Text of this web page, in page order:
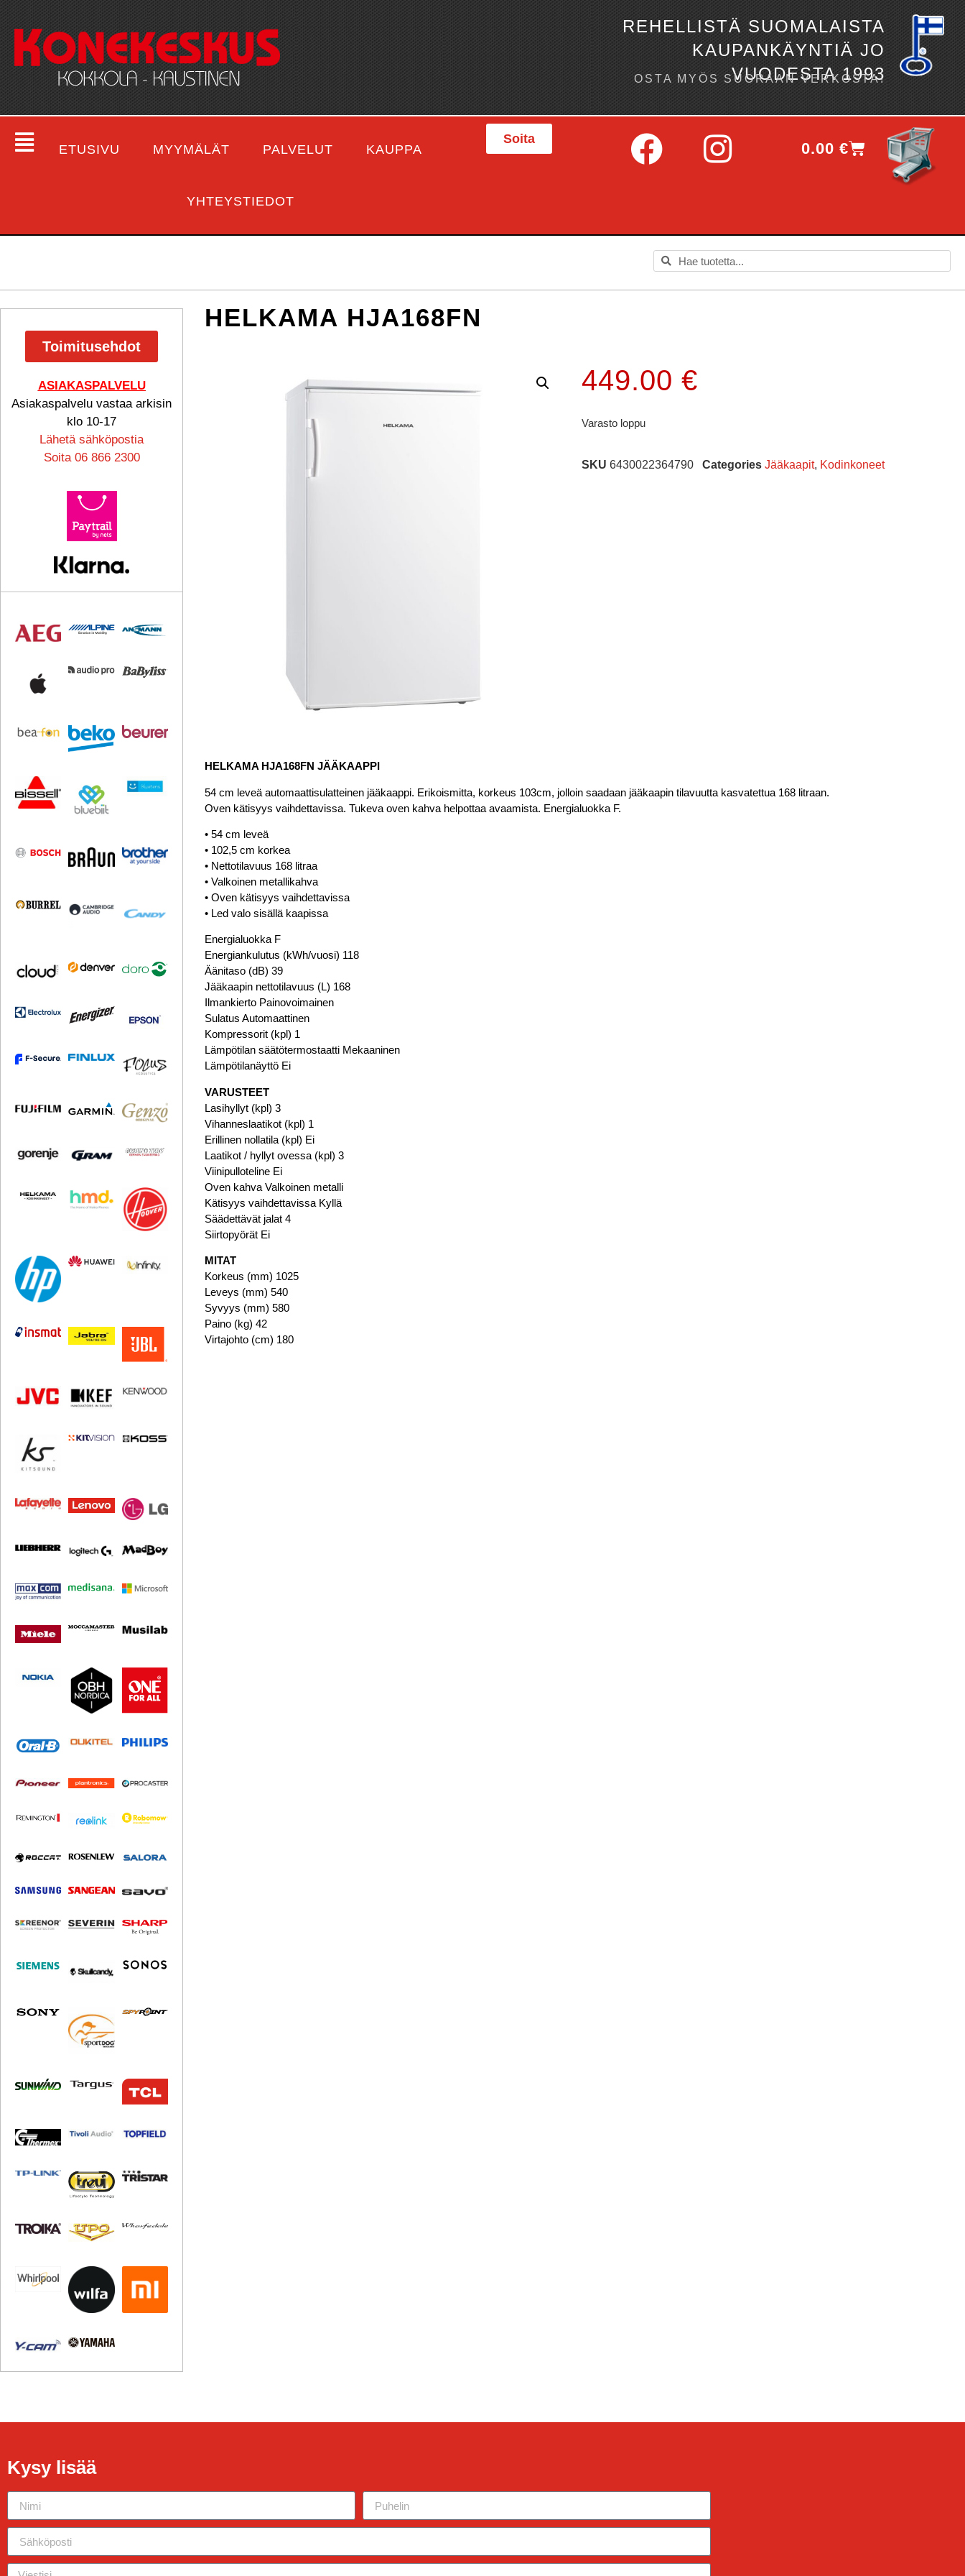
REHELLISTÄ SUOMALAISTA
KAUPANKÄYNTIÄ JO
VUODESTA 1993
OSTA MYÖS SUORAAN VERKOSTA!
ETUSIVU MYYMÄLÄT PALVELUT KAUPPA
YHTEYSTIEDOT
Soita
0.00€
Toimitusehdot
ASIAKASPALVELU
Asiakaspalvelu vastaa arkisin
klo 10-17
Lähetä sähköpostia
Soita 06 866 2300
HELKAMA HJA168FN
449.00 €
Varasto loppu
SKU 6430022364790 Categories Jääkaapit, Kodinkoneet
HELKAMA HJA168FN JÄÄKAAPPI
54 cm leveä automaattisulatteinen jääkaappi. Erikoismitta, korkeus 103cm, jolloin saadaan jääkaapin tilavuutta kasvatettua 168 litraan.
Oven kätisyys vaihdettavissa. Tukeva oven kahva helpottaa avaamista. Energialuokka F.
• 54 cm leveä
• 102,5 cm korkea
• Nettotilavuus 168 litraa
• Valkoinen metallikahva
• Oven kätisyys vaihdettavissa
• Led valo sisällä kaapissa
Energialuokka F
Energiankulutus (kWh/vuosi) 118
Äänitaso (dB) 39
Jääkaapin nettotilavuus (L) 168
Ilmankierto Painovoimainen
Sulatus Automaattinen
Kompressorit (kpl) 1
Lämpötilan säätötermostaatti Mekaaninen
Lämpötilanäyttö Ei
VARUSTEET
Lasihyllyt (kpl) 3
Vihanneslaatikot (kpl) 1
Erillinen nollatila (kpl) Ei
Laatikot / hyllyt ovessa (kpl) 3
Viinipulloteline Ei
Oven kahva Valkoinen metalli
Kätisyys vaihdettavissa Kyllä
Säädettävät jalat 4
Siirtopyörät Ei
MITAT
Korkeus (mm) 1025
Leveys (mm) 540
Syvyys (mm) 580
Paino (kg) 42
Virtajohto (cm) 180
Kysy lisää